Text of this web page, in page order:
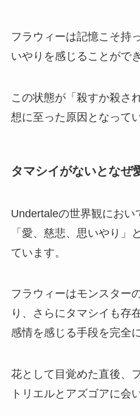
フラウィーは記憶こそ持
いやりを感じることがで
この状態が「殺すか殺さ
想に至った原因となって
タマシイがないとなぜ
Undertaleの世界観におい
「愛、慈悲、思いやり」
ています。
フラウィーはモンスター
り、さらにタマシイも存
感情を感じる手段を完全
花として目覚めた直後、
トリエルとアズゴアに会